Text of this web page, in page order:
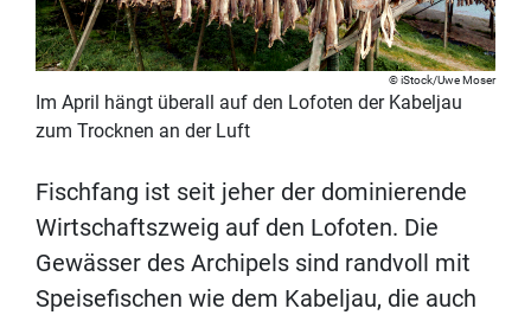
iStock/Uwe Moser
Im April hängt überall auf den Lofoten der Kabeljau
zum Trocknen an der Luft
Fischfang ist seit jeher der dominierende
Wirtschaftszweig auf den Lofoten. Die
Gewässer des Archipels sind randvoll mit
Speisefischen wie dem Kabeljau, die auch